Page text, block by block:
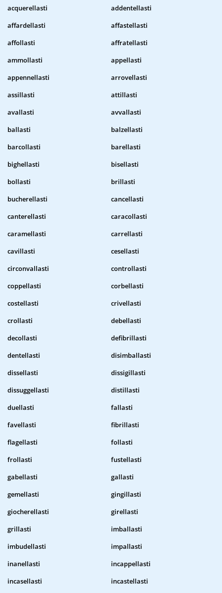
acquerellasti
addentellasti
affardellasti
affastellasti
affollasti
affratellasti
ammollasti
appellasti
appennellasti
arrovellasti
assillasti
attillasti
avallasti
avvallasti
ballasti
balzellasti
barcollasti
barellasti
bighellasti
bisellasti
bollasti
brillasti
bucherellasti
cancellasti
canterellasti
caracollasti
caramellasti
carrellasti
cavillasti
cesellasti
circonvallasti
controllasti
coppellasti
corbellasti
costellasti
crivellasti
crollasti
debellasti
decollasti
defibrillasti
dentellasti
disimballasti
dissellasti
dissigillasti
dissuggellasti
distillasti
duellasti
fallasti
favellasti
fibrillasti
flagellasti
follasti
frollasti
fustellasti
gabellasti
gallasti
gemellasti
gingillasti
giocherellasti
girellasti
grillasti
imballasti
imbudellasti
impallasti
inanellasti
incappellasti
incasellasti
incastellasti